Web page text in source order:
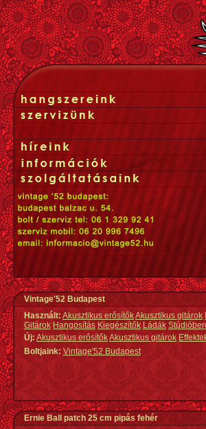
Vintage'52 Budapest
Használt: Akusztikus erősítőkAkusztikus gitárok
Gitárok Hangosítás Kiegészítők Ládák
Új:Akusztikus erősítőkAkusztikus gitárok
Boltjaink: Vintage'52 Budapest
Ernie Ball patch 25 cm pipás fehér